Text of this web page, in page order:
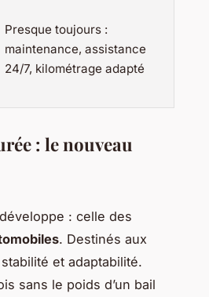
Presque toujours :
maintenance, assistance
24/7, kilométrage adapté
: le nouveau
: celle des
. Destinés aux
et adaptabilité.
sans le poids d’un bail